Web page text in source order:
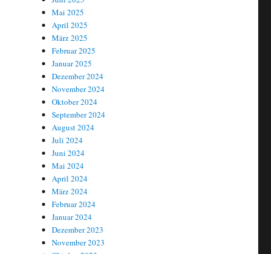
Mai 2025
April 2025
März 2025
Februar 2025
Januar 2025
Dezember 2024
November 2024
Oktober 2024
September 2024
August 2024
Juli 2024
Juni 2024
Mai 2024
April 2024
März 2024
Februar 2024
Januar 2024
Dezember 2023
November 2023